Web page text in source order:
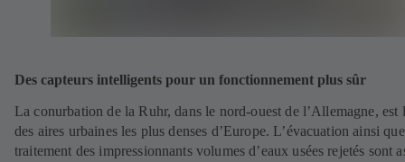
Des capteurs intelligents pour un fonctionnement plus sûr
La conurbation de la Ruhr, dans le nord-ouest de l’Allemagne, est
des aires urbaines les plus denses d’Europe. L’évacuation ainsi
traitement des impressionnants volumes d’eaux usées rejetés sont